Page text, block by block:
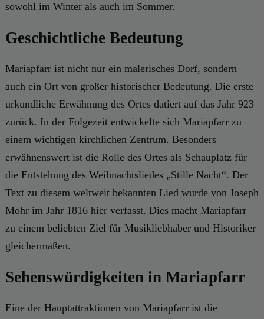
sowohl im Winter als auch im Sommer.
Geschichtliche Bedeutung
Mariapfarr ist nicht nur ein malerisches Dorf, sondern
auch ein Ort von großer historischer Bedeutung. Die erste
urkundliche Erwähnung des Ortes datiert auf das Jahr 923
zurück. In der Folgezeit entwickelte sich Mariapfarr zu
einem wichtigen kirchlichen Zentrum. Besonders
erwähnenswert ist die Rolle des Ortes als Schauplatz für
die Entstehung des Weihnachtsliedes „Stille Nacht“. Der
Text zu diesem weltweit bekannten Lied wurde von Joseph
Mohr im Jahr 1816 hier verfasst. Dies macht Mariapfarr
zu einem beliebten Ziel für Musikliebhaber und Historiker
gleichermaßen.
Sehenswürdigkeiten in Mariapfarr
Eine der Hauptattraktionen von Mariapfarr ist die